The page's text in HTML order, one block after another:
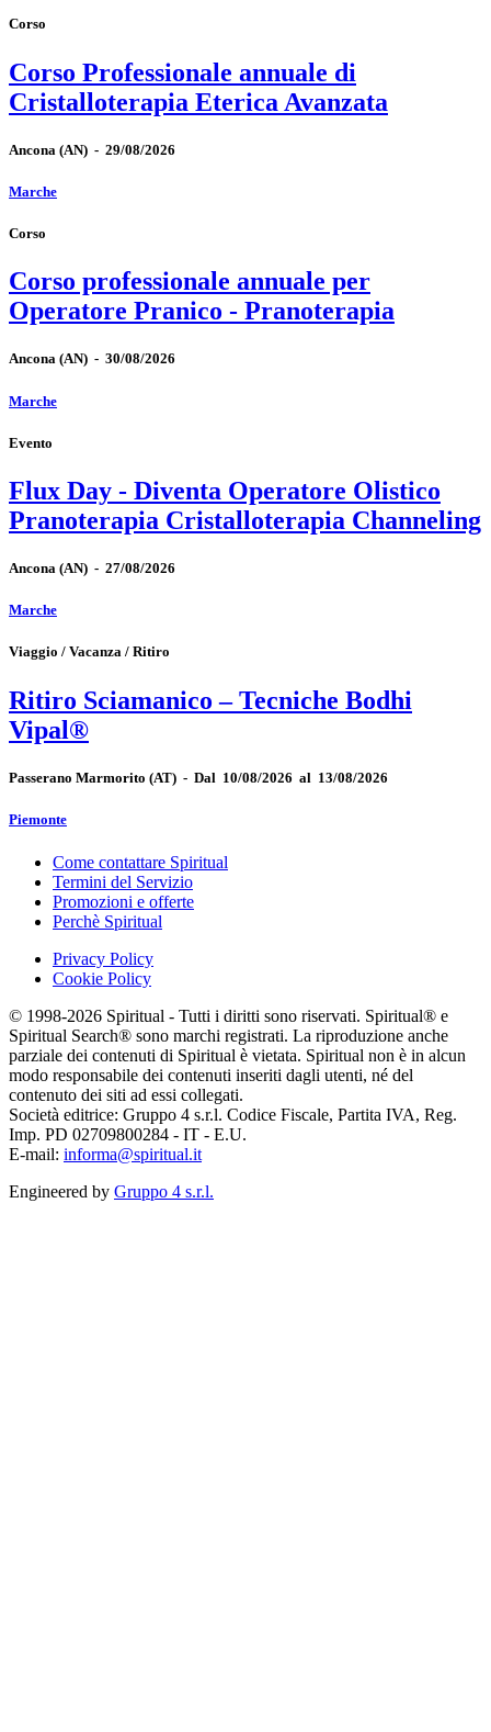
Corso
Corso Professionale annuale di
Cristalloterapia Eterica Avanzata
Ancona (AN) - 29/08/2026
Marche
Corso
Corso professionale annuale per
Operatore Pranico - Pranoterapia
Ancona (AN) - 30/08/2026
Marche
Evento
Flux Day - Diventa Operatore Olistico
Pranoterapia Cristalloterapia Channeling
Ancona (AN) - 27/08/2026
Marche
Viaggio / Vacanza / Ritiro
Ritiro Sciamanico – Tecniche Bodhi
Vipal®
Passerano Marmorito (AT) - Dal 10/08/2026 al 13/08/2026
Piemonte
Come contattare Spiritual
Termini del Servizio
Promozioni e offerte
Perchè Spiritual
Privacy Policy
Cookie Policy
© 1998-2026 Spiritual - Tutti i diritti sono riservati. Spiritual® e
Spiritual Search® sono marchi registrati. La riproduzione anche
parziale dei contenuti di Spiritual è vietata. Spiritual non è in alcun
modo responsabile dei contenuti inseriti dagli utenti, né del
contenuto dei siti ad essi collegati.
Società editrice: Gruppo 4 s.r.l. Codice Fiscale, Partita IVA, Reg.
Imp. PD 02709800284 - IT - E.U.
E-mail: informa@spiritual.it
Engineered by Gruppo 4 s.r.l.